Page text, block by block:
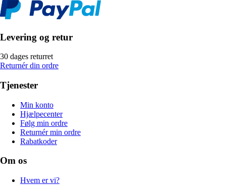
Levering og retur
30 dages returret
Returnér din ordre
Tjenester
Min konto
Hjælpecenter
Følg min ordre
Returnér min ordre
Rabatkoder
Om os
Hvem er vi?